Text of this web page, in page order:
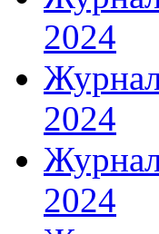
2024
2024
2024